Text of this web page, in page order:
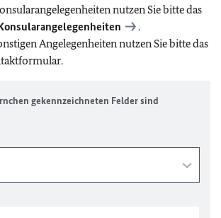
nutzen Sie bitte das
.
Angelegenheiten nutzen Sie bitte das
gekennzeichneten Felder sind